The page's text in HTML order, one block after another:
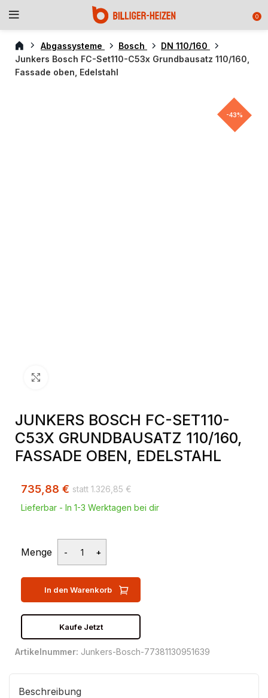
0
Abgassysteme Bosch
DN 110/160
Junkers Bosch FC-Set110-C53x Grundbausatz 110/160,
Fassade oben, Edelstahl
-43%
JUNKERS BOSCH FC-SET110-
C53X GRUNDBAUSATZ 110/160,
FASSADE OBEN, EDELSTAHL
1.326,85 €
735,88 €
Lieferbar - In 1-3 Werktagen bei dir
Menge
In den Warenkorb
Kaufe Jetzt
Artikelnummer: Junkers-Bosch-77381130951639
Beschreibung